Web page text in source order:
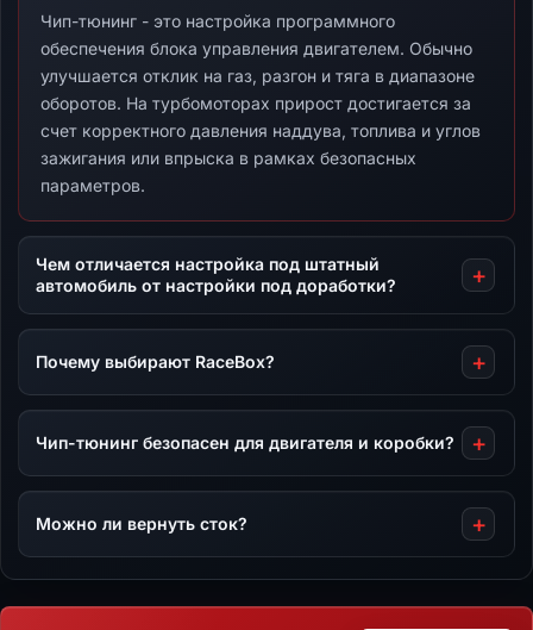
Чип-тюнинг - это настройка программного
обеспечения блока управления двигателем. Обычно
улучшается отклик на газ, разгон и тяга в диапазоне
оборотов. На турбомоторах прирост достигается за
счет корректного давления наддува, топлива и углов
зажигания или впрыска в рамках безопасных
параметров.
Чем отличается настройка под штатный
автомобиль от настройки под доработки?
Почему выбирают RaceBox?
Чип-тюнинг безопасен для двигателя и коробки?
Можно ли вернуть сток?